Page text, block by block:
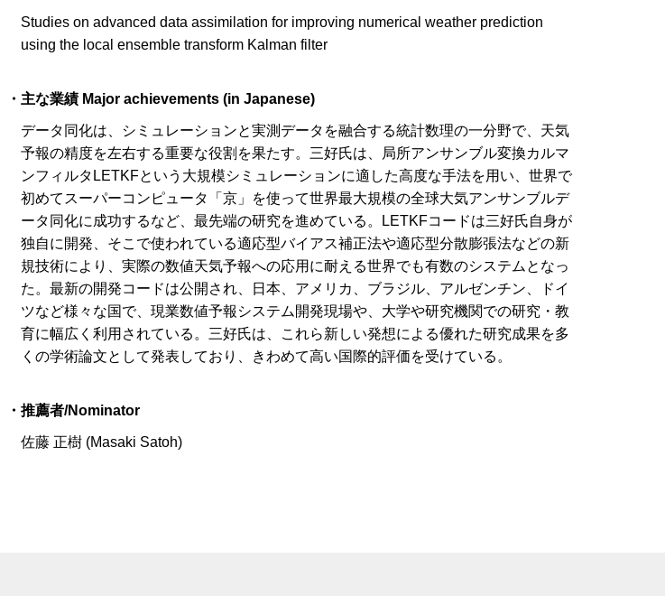
Studies on advanced data assimilation for improving numerical weather prediction
using the local ensemble transform Kalman filter
・主な業績 Major achievements (in Japanese)
データ同化は、シミュレーションと実測データを融合する統計数理の一分野で、天気
予報の精度を左右する重要な役割を果たす。三好氏は、局所アンサンブル変換カルマ
ンフィルタLETKFという大規模シミュレーションに適した高度な手法を用い、世界で
初めてスーパーコンピュータ「京」を使って世界最大規模の全球大気アンサンブルデ
ータ同化に成功するなど、最先端の研究を進めている。LETKFコードは三好氏自身が
独自に開発、そこで使われている適応型バイアス補正法や適応型分散膨張法などの新
規技術により、実際の数値天気予報への応用に耐える世界でも有数のシステムとなっ
た。最新の開発コードは公開され、日本、アメリカ、ブラジル、アルゼンチン、ドイ
ツなど様々な国で、現業数値予報システム開発現場や、大学や研究機関での研究・教
育に幅広く利用されている。三好氏は、これら新しい発想による優れた研究成果を多
くの学術論文として発表しており、きわめて高い国際的評価を受けている。
・推薦者/Nominator
佐藤 正樹 (Masaki Satoh)